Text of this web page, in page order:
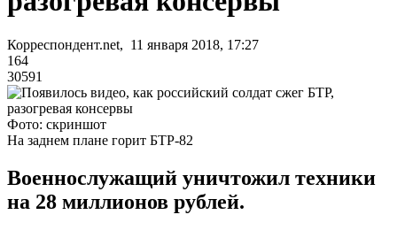
Корреспондент.net, 11 января 2018, 17:27
164
30591
Фото: скриншот
На заднем плане горит БТР-82
Военнослужащий уничтожил техники
на 28 миллионов рублей.